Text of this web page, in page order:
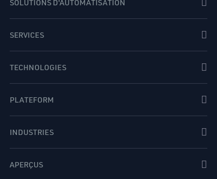
SOLUTIONS D'AUTOMATISATION
SERVICES
TECHNOLOGIES
PLATEFORM
INDUSTRIES
APERÇUS